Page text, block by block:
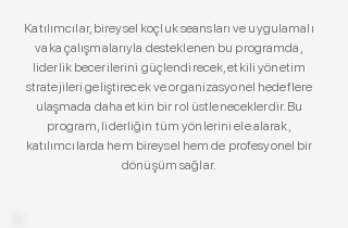
Katılımcılar, bireysel koçluk seansları ve uygulamalı
vaka çalışmalarıyla desteklenen bu programda,
liderlik becerilerini güçlendirecek, etkili yönetim
stratejileri geliştirecek ve organizasyonel hedeflere
ulaşmada daha etkin bir rol üstleneceklerdir. Bu
program, liderliğin tüm yönlerini ele alarak,
katılımcılarda hem bireysel hem de profesyonel bir
dönüşüm sağlar.